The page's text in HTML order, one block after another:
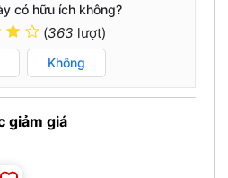
có hữu ích không?
(363 lượt)
Không
giảm giá